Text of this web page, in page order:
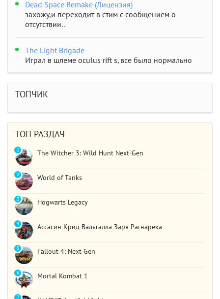
Dead Space Remake (Лицензия)
захожу,и переходит в стим с сообщением о
отсутствии..
The Light Brigade
Играл в шлеме oculus rift s, все было нормально
сюжет и..
ТОПЧИК
ТОП РАЗДАЧ
The Witcher 3: Wild Hunt Next-Gen
1
World of Tanks
2
Hogwarts Legacy
3
Ассасин Крид Вальгалла Заря Рагнарёка
4
Fallout 4: Next Gen
5
Mortal Kombat 1
6
7